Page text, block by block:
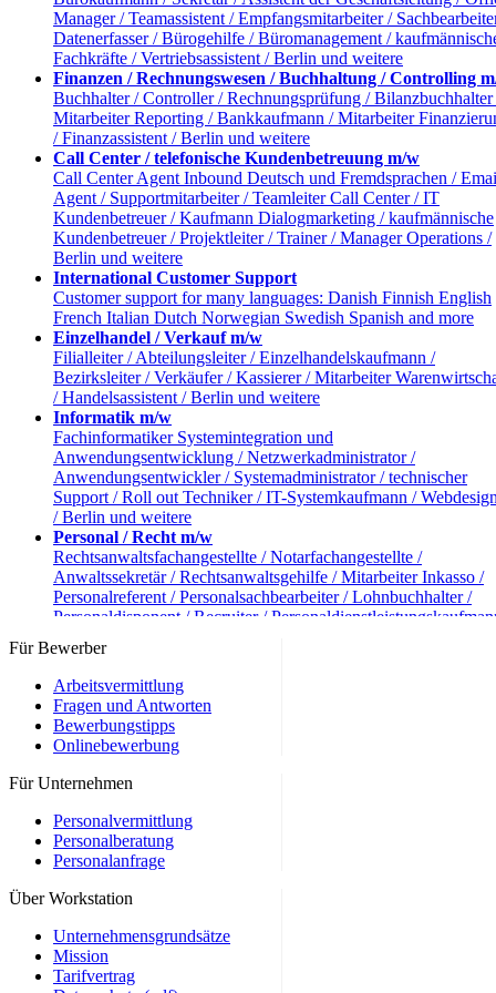
Manager / Teamassistent / Empfangsmitarbeiter /
Datenerfasser / Bürogehilfe / Büromanagement /
Fachkräfte / Vertriebsassistent / Berlin und weitere
Finanzen / Rechnungswesen / Buchhaltung / Controlling
Buchhalter / Controller / Rechnungsprüfung / Bilanzbuchhalter
Mitarbeiter Reporting / Bankkaufmann / Mitarbeiter
/ Finanzassistent / Berlin und weitere
Call Center / telefonische Kundenbetreuung m/w
Call Center Agent Inbound Deutsch und Fremdsprachen /
Agent / Supportmitarbeiter / Teamleiter Call Center / IT
Kundenbetreuer / Kaufmann Dialogmarketing / kaufmännische
Kundenbetreuer / Projektleiter / Trainer / Manager Operations /
Berlin und weitere
International Customer Support
Customer support for many languages: Danish Finnish English
French Italian Dutch Norwegian Swedish Spanish and more
Einzelhandel / Verkauf m/w
Filialleiter / Abteilungsleiter / Einzelhandelskaufmann /
Bezirksleiter / Verkäufer / Kassierer / Mitarbeiter
/ Handelsassistent / Berlin und weitere
Informatik m/w
Fachinformatiker Systemintegration und
Anwendungsentwicklung / Netzwerkadministrator /
Anwendungsentwickler / Systemadministrator / technischer
Support / Roll out Techniker / IT-Systemkaufmann /
/ Berlin und weitere
Personal / Recht m/w
Rechtsanwaltsfachangestellte / Notarfachangestellte /
Anwaltssekretär / Rechtsanwaltsgehilfe / Mitarbeiter Inkasso /
Personalreferent / Personalsachbearbeiter / Lohnbuchhalter /
Personaldisponent / Recruiter /
Reise und Tourismus m/w
Reiseverkehrskaufmann / Kaufmann Tourismus und Freizeit /
Hotelkaufmann / Hotelfachmann / Servicekraft / Webtravel
/ Servicekräfte / Berlin und weitere
andere Berufe m/w
Industriekaufmann / Verlagskaufmann / Einkäufer /
Immobilienkaufmann / Speditionskaufmann / Mediengestalter /
Für Bewerber
Arbeitsvermittlung
Fragen und Antworten
Bewerbungstipps
Onlinebewerbung
Für Unternehmen
Personalvermittlung
Personalberatung
Personalanfrage
Über Workstation
Unternehmensgrundsätze
Mission
Tarifvertrag